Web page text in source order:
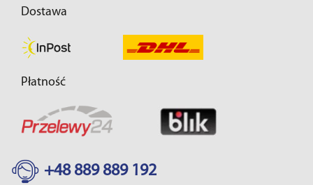
Dostawa
Płatność
+48 889 889 192